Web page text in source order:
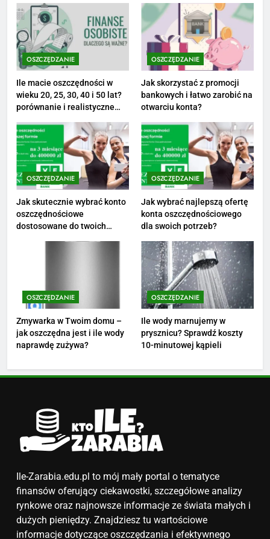
budżet
8
Netflix tagger — czym jest,
opinie i zarobki
PRACA
1
Ile zarabia striptizer: poznaj
aktualne stawki męskiego
striptizera
ZAROBKI
2
Ile zarabia psycholog szkolny:
poznaj średnie zarobki na tym
stanowisku
ZAROBKI
Ile zarabia florysta — średnie
zarobki, dodatki i sposoby na
podwyżkę
ZAROBKI
4
matematyki: średnie zarobki,
Ile zarabia podolog: poznajmy
średnie zarobki na tym
ZAROBKI
6
Akcje charytatywne w szkole:
pomysły i przykłady, które
OSZCZĘDZANIE
Ile macie oszczędności w
wieku 20, 25, 30, 40 i 50 lat?
porównanie i realistyczne
OSZCZĘDZANIE
Jak skorzystać z promocji
bankowych i łatwo zarobić na
otwarciu konta?
OSZCZĘDZANIE
Jak skutecznie wybrać konto
oszczędnościowe
dostosowane do twoich
OSZCZĘDZANIE
Jak wybrać najlepszą ofertę
konta oszczędnościowego
dla swoich potrzeb?
OSZCZĘDZANIE
Zmywarka w Twoim domu –
jak oszczędna jest i ile wody
naprawdę zużywa?
OSZCZĘDZANIE
Ile wody marnujemy w
prysznicu? Sprawdź koszty
10-minutowej kąpieli
Ile-Zarabia.edu.pl to mój mały portal o tematyce
finansów oferujący ciekawostki, szczegółowe analizy
rynkowe oraz najnowsze informacje ze świata małych i
dużych pieniędzy. Znajdziesz tu wartościowe
informacje dotyczące oszczędzania i efektywnego